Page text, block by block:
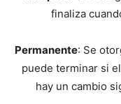
finaliza
Permanente: Se
puede terminar si
hay un cambio